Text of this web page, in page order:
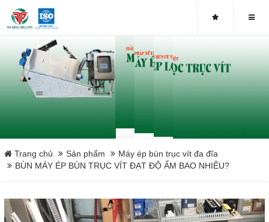
Máy ép bùn trục vít DDTP-MSP-251
Máy ép bùn trục vít DDTP-MSP-252
Máy ép bùn trục vít DDTP-MSP-253
Máy ép bùn trục vít DDTP-MSP-302
Máy ép bùn trục vít DDTP-MSP-303
Máy ép bùn trục vít DDTP-MSP-401
Trang chủ Sản phẩm
Máy ép bùn trục vít đa đĩa
BÙN MÁY ÉP BÙN TRỤC VÍT ĐẠT ĐỘ ẨM BAO NHIÊU?